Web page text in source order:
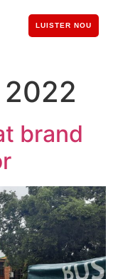
LUISTER NOU
brand